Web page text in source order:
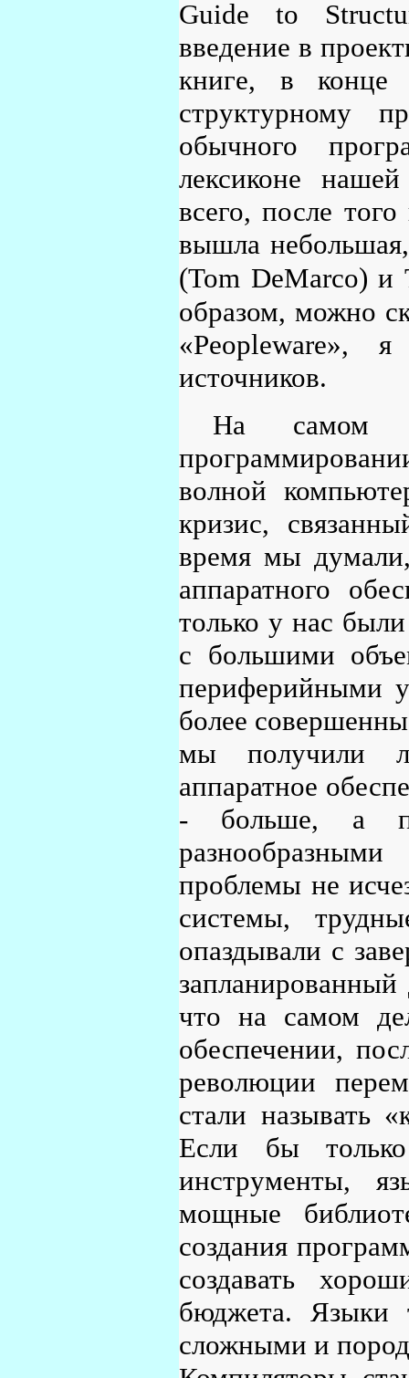
Guide to
введение в
книге, в конце
структурному
обычного
лексиконе
всего, после
вышла
(Tom DeMarco)
образом, можно
«Peopleware»,
источников.
На самом
волной
кризис,
время мы
аппаратного
только у нас
с большими
периферийными
более
мы получили
аппаратное
- больше, а
проблемы не
системы,
опаздывали с
что на самом
обеспечении,
революции
стали называть
Если бы
инструменты,
мощные
создания
создавать
бюджета. Языки
сложными и